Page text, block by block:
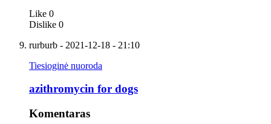
Like 0
Dislike 0
rurburb - 2021-12-18 - 21:10
Tiesioginė nuoroda
azithromycin for dogs
Komentaras